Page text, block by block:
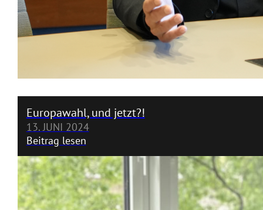
Europawahl, und jetzt?!
13. JUNI 2024
Beitrag lesen